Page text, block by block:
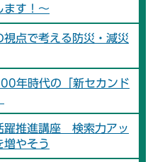
ます！～
視点で考える防災・減災
年時代の「新セカンド
躍推進講座 検索力アッ
増やそう